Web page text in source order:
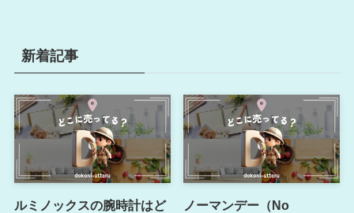
新着記事
ルミノックスの腕時計はど
ノーマンデー（No